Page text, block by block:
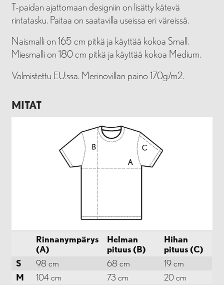
T-paidan ajattomaan designiin on lisätty kätevä
rintatasku. Paitaa on saatavilla useissa eri väreissä.
Naismalli on 165 cm pitkä ja käyttää kokoa Small.
Miesmalli on 180 cm pitkä ja käyttää kokoa Medium.
Valmistettu EU:ssa. Merinovillan paino 170g/m2.
MITAT
Rinnanympärys
(A)
Helman
pituus (B)
Hihan
pituus (C)
S
98 cm 68 cm
19 cm
M
104 cm 73 cm 20 cm